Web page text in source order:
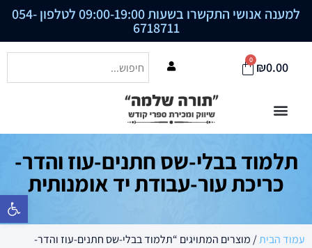
פתח סרגל
למענה אנושי התקשרו בשעות 09:00-19:00 לטלפון 054-
6718711
₪0.00
0
תלמוד בבלי-שס חתנים-עוז והדר-
כריכת עור-עבודת יד אומנותית
עמוד הבית/ מוצרים המתויגים “תלמוד בבלי-שס חתנים-עוז והדר-